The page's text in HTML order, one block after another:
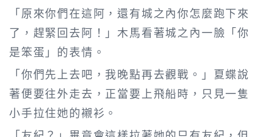
「原來你們在這阿，還有城之內你怎麼跑下來
了，趕緊回去阿！」木馬看著城之內一臉「你
是笨蛋」的表情。
「你們先上去吧，我晚點再去觀戰。」夏蝶說
著便要往外走去，正當要上飛船時，只見一隻
小手拉住她的襯衫。